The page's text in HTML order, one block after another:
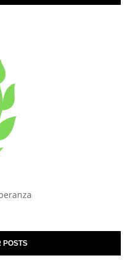
POSTS